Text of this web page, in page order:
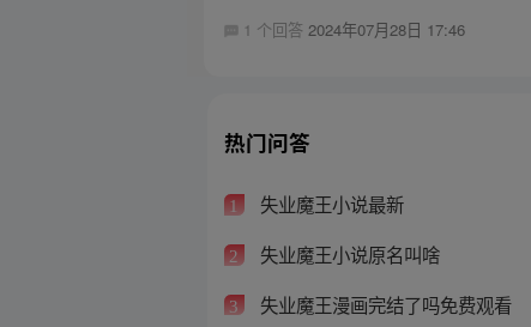
1 个回答2024年07月28日 17:46
热门问答
1 失业魔王小说最新
2 失业魔王小说原名叫啥
3 失业魔王漫画完结了吗免费观看